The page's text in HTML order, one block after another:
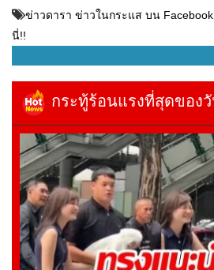
ข่าวดารา ข่าวในกระแส บน
นี่!!
กระทู้ร้อนแรงที่สุดของ